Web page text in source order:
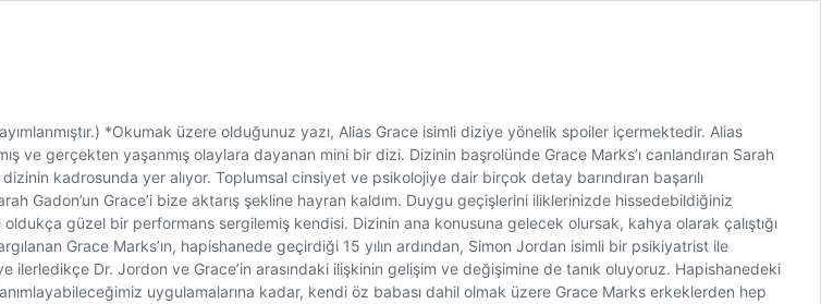
*Okumak üzere olduğunuz yazı, Alias Grace isimli diziye yönelik spoiler içermektedir. Alias
ve gerçekten yaşanmış olaylara dayanan mini bir dizi. Dizinin başrolünde Grace Marks’ı canlandıran Sarah
kadrosunda yer alıyor. Toplumsal cinsiyet ve psikolojiye dair birçok detay barındıran başarılı
Gadon’un Grace’i bize aktarış şekline hayran kaldım. Duygu geçişlerini iliklerinizde hissedebildiğiniz
güzel bir performans sergilemiş kendisi. Dizinin ana konusuna gelecek olursak, kahya olarak çalıştığı
Grace Marks’ın, hapishanede geçirdiği 15 yılın ardından, Simon Jordan isimli bir psikiyatrist ile
Dr. Jordon ve Grace’in arasındaki ilişkinin gelişim ve değişimine de tanık oluyoruz. Hapishanedeki
uygulamalarına kadar, kendi öz babası dahil olmak üzere Grace Marks erkeklerden hep